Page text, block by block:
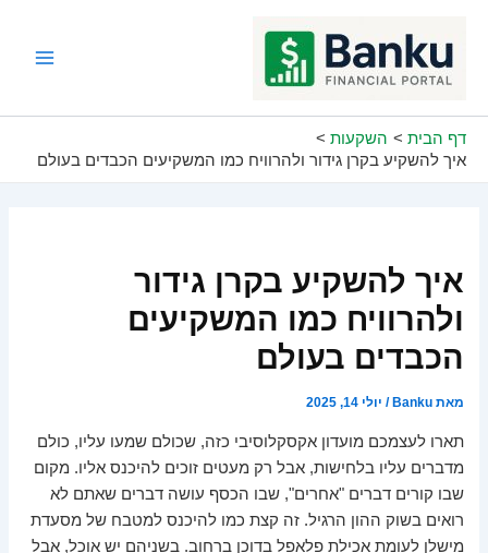
דף הבית
השקעות
איך להשקיע בקרן גידור ולהרוויח כמו המשקיעים הכבדים בעולם
איך להשקיע בקרן גידור
ולהרוויח כמו המשקיעים
הכבדים בעולם
מאתBanku
/ יולי 14, 2025
תארו לעצמכם מועדון אקסקלוסיבי כזה, שכולם שמעו עליו, כולם
מדברים עליו בלחישות, אבל רק מעטים זוכים להיכנס אליו. מקום
שבו קורים דברים "אחרים", שבו הכסף עושה דברים שאתם לא
רואים בשוק ההון הרגיל. זה קצת כמו להיכנס למטבח של מסעדת
מישלן לעומת אכילת פלאפל בדוכן ברחוב. בשניהם יש אוכל, אבל